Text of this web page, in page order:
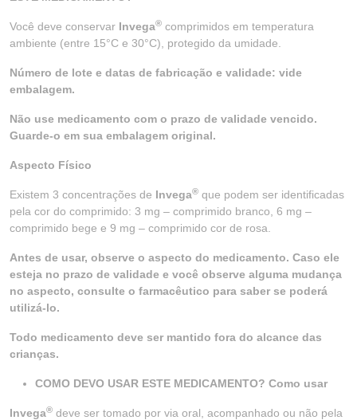
Você deve conservar Invega® comprimidos em temperatura
ambiente (entre 15°C e 30°C), protegido da umidade.
Número de lote e datas de fabricação e validade: vide
embalagem.
Não use medicamento com o prazo de validade vencido.
Guarde-o em sua embalagem original.
Aspecto Físico
Existem 3 concentrações de Invega® que podem ser identificadas
pela cor do comprimido: 3 mg – comprimido branco, 6 mg –
comprimido bege e 9 mg – comprimido cor de rosa.
Antes de usar, observe o aspecto do medicamento. Caso ele
esteja no prazo de validade e você observe alguma mudança
no aspecto, consulte o farmacêutico para saber se poderá
utilizá-lo.
Todo medicamento deve ser mantido fora do alcance das
crianças.
COMO DEVO USAR ESTE MEDICAMENTO? Como usar
Invega® deve ser tomado por via oral, acompanhado ou não pela